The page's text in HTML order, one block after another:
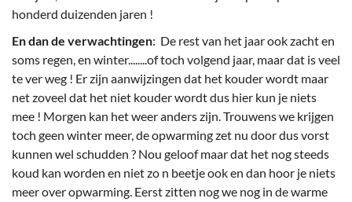
honderd duizenden jaren !
En dan de verwachtingen: De rest van het jaar ook zacht en
soms regen, en winter........of toch volgend jaar, maar dat is veel
te ver weg ! Er zijn aanwijzingen dat het kouder wordt maar
net zoveel dat het niet kouder wordt dus hier kun je niets
mee ! Morgen kan het weer anders zijn. Trouwens we krijgen
toch geen winter meer, de opwarming zet nu door dus vorst
kunnen wel schudden ? Nou geloof maar dat het nog steeds
koud kan worden en niet zo n beetje ook en dan hoor je niets
meer over opwarming. Eerst zitten nog we nog in de warme